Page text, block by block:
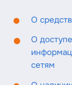
О
О
сетям